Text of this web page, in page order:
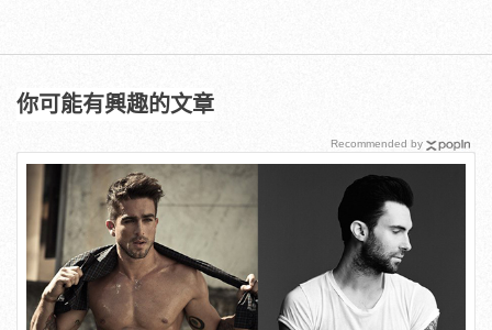
你可能有興趣的文章
Recommended by